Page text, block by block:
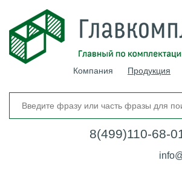
Компания Продукция
8(499)110-68-